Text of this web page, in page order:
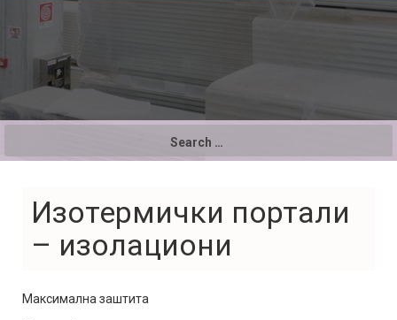
Изотермички портали
– изолациони
Максимална заштита